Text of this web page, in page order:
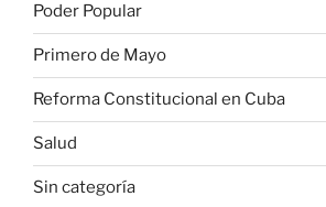
Poder Popular
Primero de Mayo
Reforma Constitucional en Cuba
Salud
Sin categoría